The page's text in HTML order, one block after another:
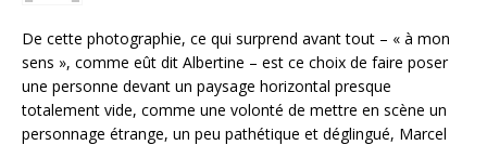
De cette photographie, ce qui surprend avant tout – « à mon
sens », comme eût dit Albertine – est ce choix de faire poser
une personne devant un paysage horizontal presque
totalement vide, comme une volonté de mettre en scène un
personnage étrange, un peu pathétique et déglingué, Marcel